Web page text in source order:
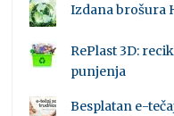
Izdana brošura
RePlast 3D:
punjenja
Besplatan e-